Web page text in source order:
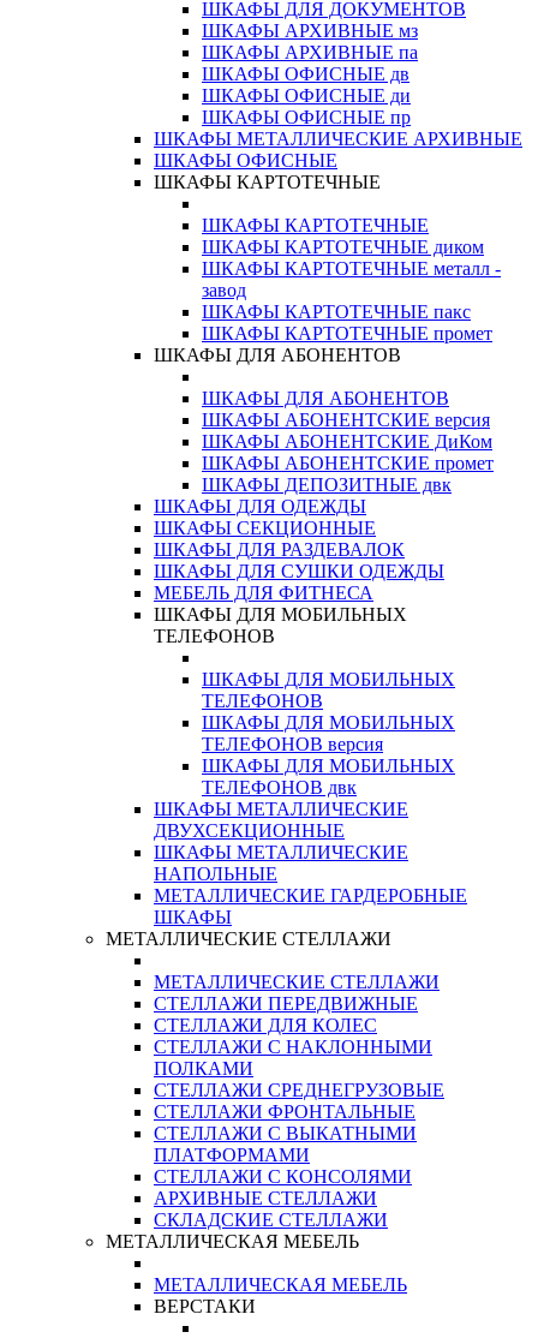
ШКАФЫ ДЛЯ ДОКУМЕНТОВ
ШКАФЫ АРХИВНЫЕ мз
ШКАФЫ АРХИВНЫЕ па
ШКАФЫ ОФИСНЫЕ дв
ШКАФЫ ОФИСНЫЕ ди
ШКАФЫ ОФИСНЫЕ пр
ШКАФЫ МЕТАЛЛИЧЕСКИЕ АРХИВНЫЕ
ШКАФЫ ОФИСНЫЕ
ШКАФЫ КАРТОТЕЧНЫЕ
ШКАФЫ КАРТОТЕЧНЫЕ
ШКАФЫ КАРТОТЕЧНЫЕ диком
ШКАФЫ КАРТОТЕЧНЫЕ металл -
завод
ШКАФЫ КАРТОТЕЧНЫЕ пакс
ШКАФЫ КАРТОТЕЧНЫЕ промет
ШКАФЫ ДЛЯ АБОНЕНТОВ
ШКАФЫ ДЛЯ АБОНЕНТОВ
ШКАФЫ АБОНЕНТСКИЕ версия
ШКАФЫ АБОНЕНТСКИЕ ДиКом
ШКАФЫ АБОНЕНТСКИЕ промет
ШКАФЫ ДЕПОЗИТНЫЕ двк
ШКАФЫ ДЛЯ ОДЕЖДЫ
ШКАФЫ СЕКЦИОННЫЕ
ШКАФЫ ДЛЯ РАЗДЕВАЛОК
ШКАФЫ ДЛЯ СУШКИ ОДЕЖДЫ
МЕБЕЛЬ ДЛЯ ФИТНЕСА
ШКАФЫ ДЛЯ МОБИЛЬНЫХ
ТЕЛЕФОНОВ
ШКАФЫ ДЛЯ МОБИЛЬНЫХ
ТЕЛЕФОНОВ
ШКАФЫ ДЛЯ МОБИЛЬНЫХ
ТЕЛЕФОНОВ версия
ШКАФЫ ДЛЯ МОБИЛЬНЫХ
ТЕЛЕФОНОВ двк
ШКАФЫ МЕТАЛЛИЧЕСКИЕ
ДВУХСЕКЦИОННЫЕ
ШКАФЫ МЕТАЛЛИЧЕСКИЕ
НАПОЛЬНЫЕ
МЕТАЛЛИЧЕСКИЕ ГАРДЕРОБНЫЕ
ШКАФЫ
МЕТАЛЛИЧЕСКИЕ СТЕЛЛАЖИ
МЕТАЛЛИЧЕСКИЕ СТЕЛЛАЖИ
СТЕЛЛАЖИ ПЕРЕДВИЖНЫЕ
СТЕЛЛАЖИ ДЛЯ КОЛЕС
СТЕЛЛАЖИ С НАКЛОННЫМИ
ПОЛКАМИ
СТЕЛЛАЖИ СРЕДНЕГРУЗОВЫЕ
СТЕЛЛАЖИ ФРОНТАЛЬНЫЕ
СТЕЛЛАЖИ С ВЫКАТНЫМИ
ПЛАТФОРМАМИ
СТЕЛЛАЖИ С КОНСОЛЯМИ
АРХИВНЫЕ СТЕЛЛАЖИ
СКЛАДСКИЕ СТЕЛЛАЖИ
МЕТАЛЛИЧЕСКАЯ МЕБЕЛЬ
МЕТАЛЛИЧЕСКАЯ МЕБЕЛЬ
ВЕРСТАКИ